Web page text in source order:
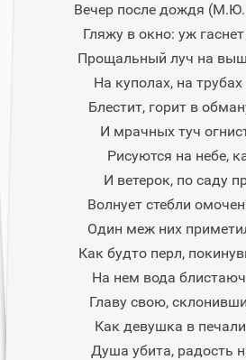
Вечер после дождя
Гляжу в окно: уж
Прощальный луч на
На куполах, на трубах
Блестит, горит в
И мрачных туч
Рисуются на небе,
И ветерок, по саду
Волнует стебли
Один меж них
Как будто перл,
На нем вода
Главу свою,
Как девушка в
Душа убита, радость